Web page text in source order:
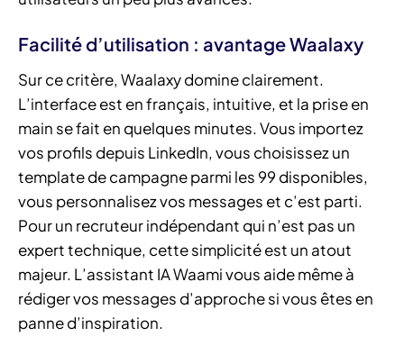
Facilité d’utilisation : avantage Waalaxy
Sur ce critère, Waalaxy domine clairement.
L’interface est en français, intuitive, et la prise en
main se fait en quelques minutes. Vous importez
vos profils depuis LinkedIn, vous choisissez un
template de campagne parmi les 99 disponibles,
vous personnalisez vos messages et c’est parti.
Pour un recruteur indépendant qui n’est pas un
expert technique, cette simplicité est un atout
majeur. L’assistant IA Waami vous aide même à
rédiger vos messages d’approche si vous êtes en
panne d’inspiration.